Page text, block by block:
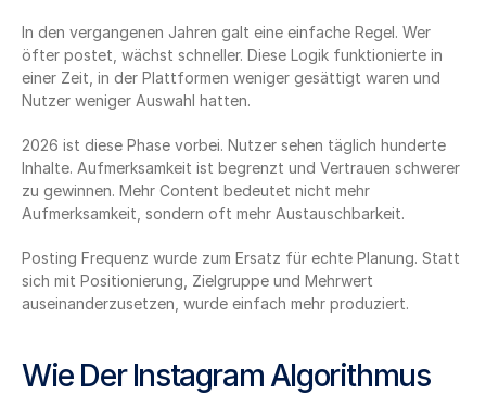
In den vergangenen Jahren galt eine einfache Regel. Wer
öfter postet, wächst schneller. Diese Logik funktionierte in
einer Zeit, in der Plattformen weniger gesättigt waren und
Nutzer weniger Auswahl hatten.
2026 ist diese Phase vorbei. Nutzer sehen täglich hunderte
Inhalte. Aufmerksamkeit ist begrenzt und Vertrauen schwerer
zu gewinnen. Mehr Content bedeutet nicht mehr
Aufmerksamkeit, sondern oft mehr Austauschbarkeit.
Posting Frequenz wurde zum Ersatz für echte Planung. Statt
sich mit Positionierung, Zielgruppe und Mehrwert
auseinanderzusetzen, wurde einfach mehr produziert.
Wie Der Instagram Algorithmus